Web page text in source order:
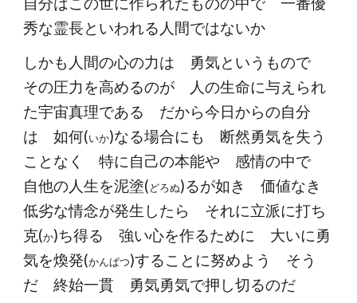
秀な霊長といわれる人間ではないか
しかも人間の心の力は 勇気というもので
その圧力を高めるのが 人の生命に与えられ
た宇宙真理である だから今日からの自分
は 如何(いか)なる場合にも 断然勇気を失う
ことなく 特に自己の本能や 感情の中で
自他の人生を泥塗(どろぬ)るが如き 価値なき
低劣な情念が発生したら それに立派に打ち
克(か)ち得る 強い心を作るために 大いに勇
気を煥発(かんぱつ)することに努めよう そう
だ 終始一貫 勇気勇気で押し切るのだ